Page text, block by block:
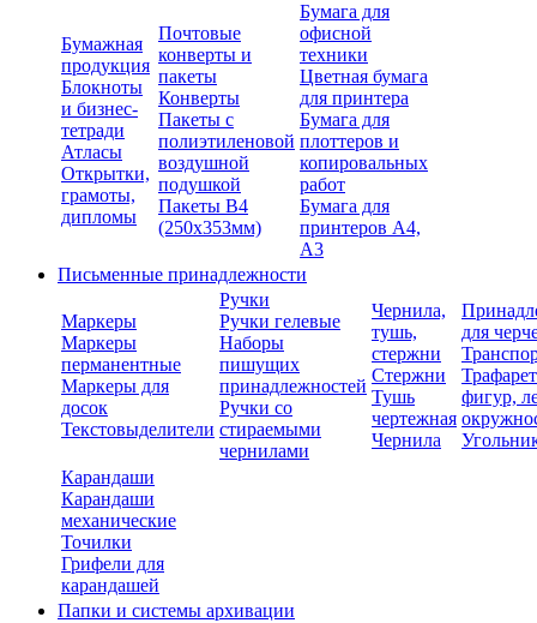
Бумажная
продукция
Блокноты
и бизнес-
тетради
Атласы
Открытки,
грамоты,
дипломы
Почтовые
конверты и
пакеты
Конверты
Пакеты с
полиэтиленовой
воздушной
подушкой
Пакеты В4
(250х353мм)
Бумага для
офисной
техники
Цветная бумага
для принтера
Бумага для
плоттеров и
копировальных
работ
Бумага для
принтеров А4,
А3
Письменные принадлежности
Маркеры
Маркеры
перманентные
Маркеры для
досок
Текстовыделители
Ручки
Ручки гелевые
Наборы
пишущих
принадлежностей
Ручки со
стираемыми
чернилами
Чернила,
тушь,
стержни
Стержни
Тушь
чертежная
Чернила
для
фигур,
Карандаши
Карандаши
механические
Точилки
Грифели для
карандашей
Папки и системы архивации